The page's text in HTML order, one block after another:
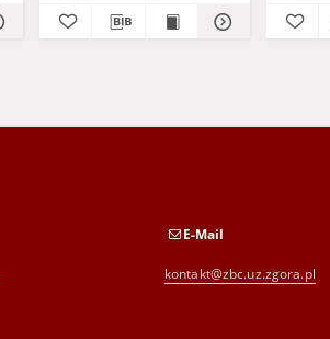
E-Mail
kontakt@zbc.uz.zgora.pl